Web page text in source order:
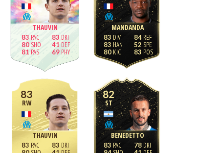
THAUVIN
83
80
81
83
41
69
MANDANDA
83
83
80
84
52
83
83
RW
THAUVIN
83
83
82
ST
BENEDETTO
83
78